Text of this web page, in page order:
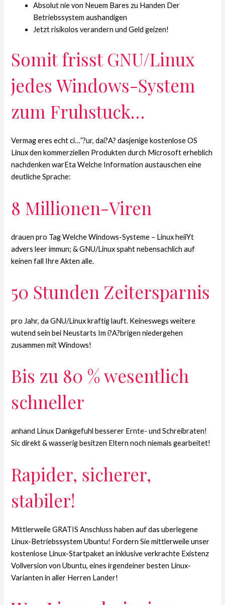
Absolut nie von Neuem Bares zu Handen Der
Betriebssystem aushandigen
Jetzt risikolos verandern und Geld geizen!
Somit frisst GNU/Linux
jedes Windows-System
zum Fruhstuck…
Vermag eres echt ci…”?ur, dai?A? dasjenige kostenlose OS
Linux den kommerziellen Produkten durch Microsoft erheblich
nachdenken warEta Welche Information austauschen eine
deutliche Sprache:
8 Millionen-Viren
drauen pro Tag Welche Windows-Systeme – Linux heiiYt
advers leer immun; & GNU/Linux spaht nebensachlich auf
keinen fall Ihre Akten alle.
50 Stunden Zeitersparnis
pro Jahr, da GNU/Linux kraftig lauft. Keineswegs weitere
wutend sein bei Neustarts Im i?A?brigen niedergehen
zusammen mit Windows!
Bis zu 80 % wesentlich
schneller
anhand Linux Dankgefuhl besserer Ernte- und Schreibraten!
Sic direkt & wasserig besitzen Eltern noch niemals gearbeitet!
Rapider, sicherer,
stabiler!
Mittlerweile GRATIS Anschluss haben auf das uberlegene
Linux-Betriebssystem Ubuntu! Fordern Sie mittlerweile unser
kostenlose Linux-Startpaket an inklusive verkrachte Existenz
Vollversion von Ubuntu, eines irgendeiner besten Linux-
Varianten in aller Herren Lander!